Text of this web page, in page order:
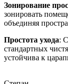
Зонирование
зонировать
объединяя
Простота ухода:
стандартных
устойчива к